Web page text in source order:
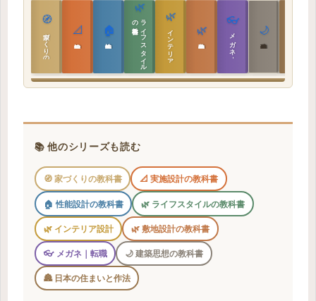
🧭
家づくりの教科書 📐
実施設計の教科書
🏠
性能設計の教科書
🌿
ラ
イ
フ
ス
タ
イ
ル
の
教科書 🌿
インテリア設計 🌿
敷地設計の教科書
👓
メガネ｜転職 🌙
建築思想の教科書
📚 他のシリーズも読む
🧭 家づくりの教科書 📐 実施設計の教科書
🏠 性能設計の教科書 🌿 ライフスタイルの教科書
🌿 インテリア設計 🌿 敷地設計の教科書
👓 メガネ｜転職 🌙 建築思想の教科書
🏯 日本の住まいと作法